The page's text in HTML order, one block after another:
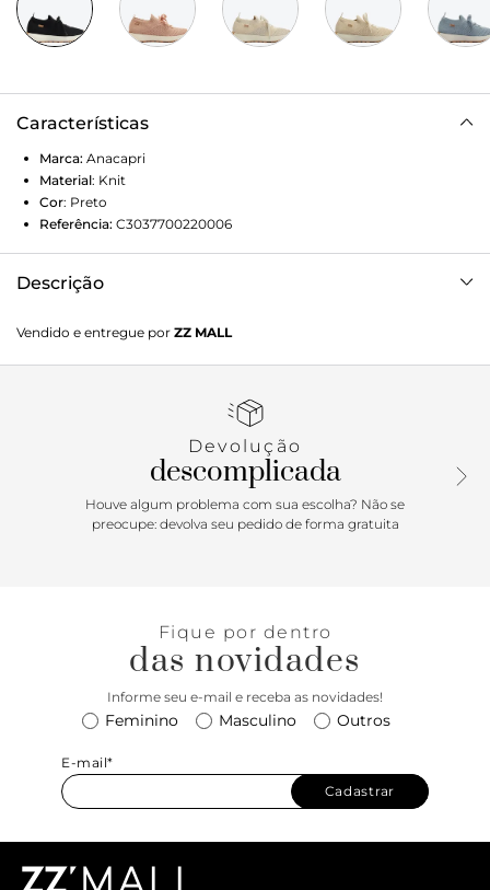
Características
Marca: Anacapri
Material: Knit
Cor: Preto
Referência: C3037700220006
Descrição
com emborrachado em nude. Feito em knit, ele apresenta
texturas aparentes e perfuradas por todo o cabedal. Com
proporcionando total conforto e amarração por atacadores
com assinatura Anacapri e puxador em fita de gorgurão no
calcanhar, facilitando o calce.
Porque Apostar:Tênis Anacapri em knit é garantia de
comfy e vai bem com diversas propostas: para um dia
corrido de trabalho e estudos, para praticar exercícios,
onde você for. Preparada para protagonizar momentos
incríveis? Arrase!
Vendido e entregue por ZZ MALL
Devolução
descomplicada
Houve algum problema com sua escolha? Não se
preocupe: devolva seu pedido de forma gratuita
Fique por dentro
das novidades
Informe seu e-mail e receba as novidades!
Feminino Masculino Outros
E-mail*
Cadastrar